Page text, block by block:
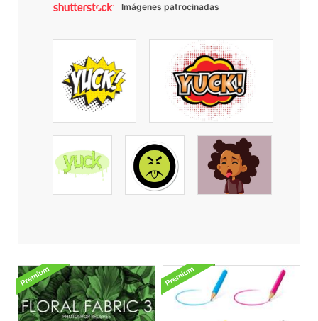
Imágenes patrocinadas